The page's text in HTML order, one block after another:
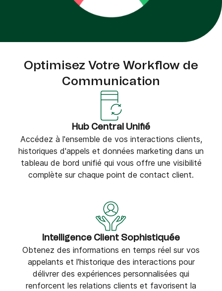
Optimisez Votre Workflow de
Communication
Hub Central Unifié
Accédez à l'ensemble de vos interactions clients,
historiques d'appels et données marketing dans un
tableau de bord unifié qui vous offre une visibilité
complète sur chaque point de contact client.
Intelligence Client Sophistiquée
Obtenez des informations en temps réel sur vos
appelants et l'historique des interactions pour
délivrer des expériences personnalisées qui
renforcent les relations clients et favorisent la